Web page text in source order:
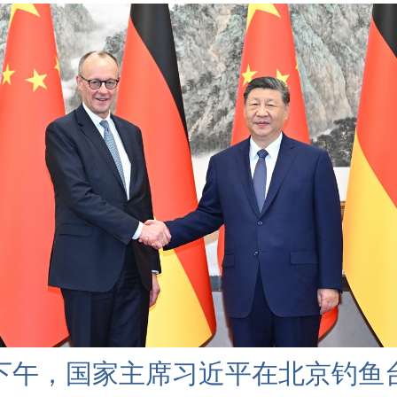
午，国家主席习近平在北京钓鱼